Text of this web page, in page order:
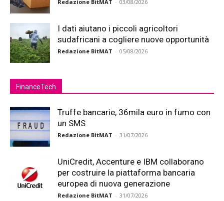
Redazione BitMAT - 03/08/2026
I dati aiutano i piccoli agricoltori
sudafricani a cogliere nuove opportunità
Redazione BitMAT - 05/08/2026
FinanceTech
Truffe bancarie, 36mila euro in fumo con
un SMS
Redazione BitMAT - 31/07/2026
UniCredit, Accenture e IBM collaborano
per costruire la piattaforma bancaria
europea di nuova generazione
Redazione BitMAT - 31/07/2026